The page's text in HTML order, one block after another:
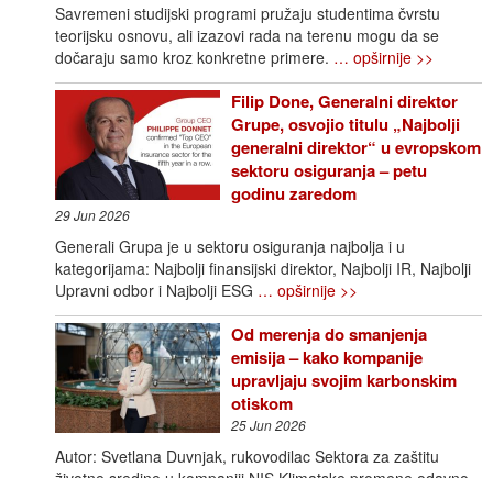
Savremeni studijski programi pružaju studentima čvrstu
teorijsku osnovu, ali izazovi rada na terenu mogu da se
dočaraju samo kroz konkretne primere. … opširnije >>
Filip Done, Generalni direktor
Grupe, osvojio titulu „Najbolji
generalni direktor“ u evropskom
sektoru osiguranja – petu
godinu zaredom
29 Jun 2026
Generali Grupa je u sektoru osiguranja najbolja i u
kategorijama: Najbolji finansijski direktor, Najbolji IR, Najbolji
Upravni odbor i Najbolji ESG … opširnije >>
Od merenja do smanjenja
emisija – kako kompanije
upravljaju svojim karbonskim
otiskom
25 Jun 2026
Autor: Svetlana Duvnjak, rukovodilac Sektora za zaštitu